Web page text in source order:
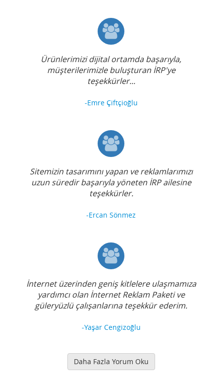
Ürünlerimizi dijital ortamda başarıyla,
müşterilerimizle buluşturan İRP'ye
teşekkürler...
-Emre Çiftçioğlu
Sitemizin tasarımını yapan ve reklamlarımızı
uzun süredir başarıyla yöneten İRP ailesine
teşekkürler.
-Ercan Sönmez
İnternet üzerinden geniş kitlelere ulaşmamıza
yardımcı olan İnternet Reklam Paketi ve
güleryüzlü çalışanlarına teşekkür ederim.
-Yaşar Cengizoğlu
Daha Fazla Yorum Oku